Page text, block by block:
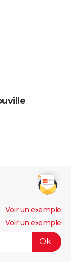
Voir un exemple
Voir un exemple